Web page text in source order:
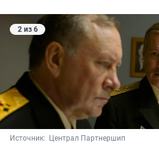
2 из 6
Источник: Централ Партнершип